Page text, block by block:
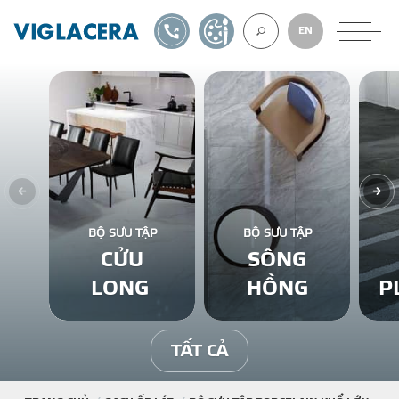
VỀ CHÚNG
GẠCH ỐP LÁT
BÊ TÔNG KHÍ
NGÓI LỢP
EN
1900561582TỰ THIẾT KẾ
BỘ SƯU TẬP
CỬU
LONG
BỘ SƯU TẬP
SÔNG
HỒNG
TẤT CẢ